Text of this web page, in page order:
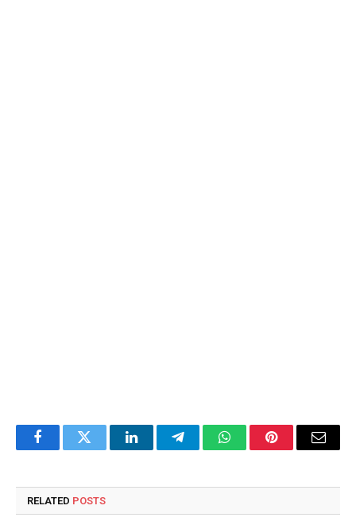
FacebookTwitter LinkedInTelegramWhatsAppPinterestEmail
RELATED POSTS